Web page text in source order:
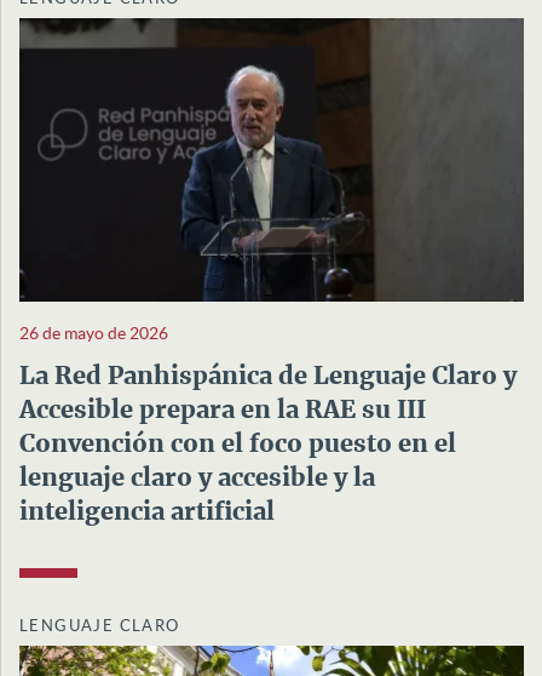
26 de mayo de 2026
La Red Panhispánica de Lenguaje Claro y
Accesible prepara en la RAE su III
Convención con el foco puesto en el
lenguaje claro y accesible y la
inteligencia artificial
LENGUAJE CLARO